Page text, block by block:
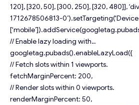
120], [320, 50], [300, 250], [320, 480]],
1712678506813-
// Enable lazy loading with…
googletag.pubads().enableLazyLoad({
// Fetch slots within 1 viewports.
fetchMarginPercent: 200,
// Render slots within 0 viewports.
renderMarginPercent: 50,